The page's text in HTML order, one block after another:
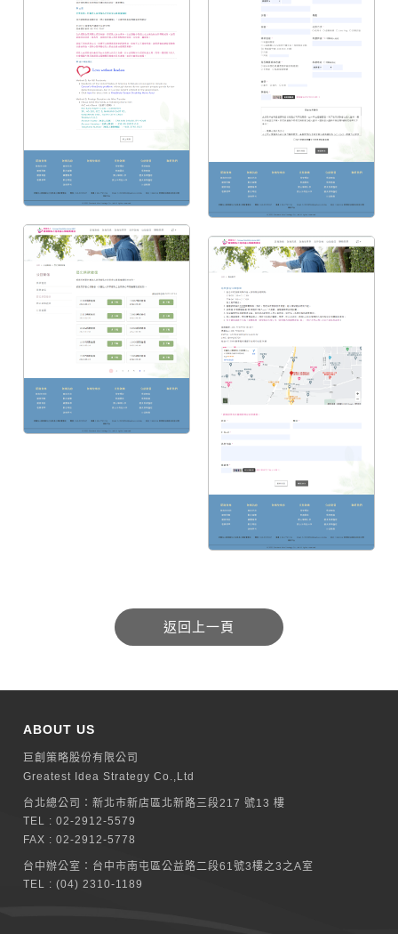
ABOUT US
巨創策略股份有限公司
Greatest Idea Strategy Co.,Ltd
台北總公司：新北巿新店區北新路三段217 號13 樓
TEL :02-2912-5579
FAX : 02-2912-5778
台中辦公室： 台中市南屯區公益路二段61號3樓之3之A室
TEL :(04) 2310-1189